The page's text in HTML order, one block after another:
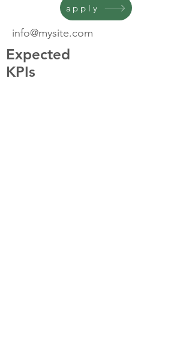
apply
info@mysite.com
Expected
KPIs